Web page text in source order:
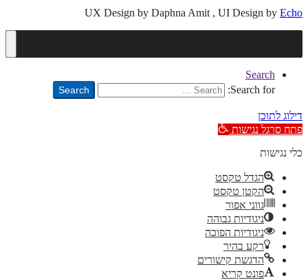
UX Design by Daphna Amit , UI Design by Echo
Search
Search for:
Search
דילוג לתוכן
פתח סרגל נגישות
כלי נגישות
הגדל טקסט
הקטן טקסט
גווני אפור
ניגודיות גבוהה
ניגודיות הפוכה
רקע בהיר
הדגשת קישורים
פונט קריא